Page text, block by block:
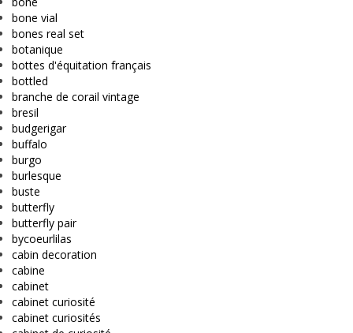
bone vial
bones real set
botanique
bottes d'équitation français
bottled
branche de corail vintage
bresil
budgerigar
buffalo
burgo
burlesque
buste
butterfly
butterfly pair
bycoeurlilas
cabin decoration
cabine
cabinet
cabinet curiosité
cabinet curiosités